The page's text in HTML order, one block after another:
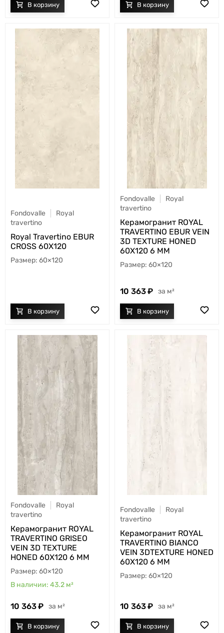
Fondovalle
Royal
travertino
Royal Travertino EBUR
CROSS 60X120
60×120
Fondovalle
Royal
travertino
Керамогранит ROYAL
TRAVERTINO EBUR VEIN
3D TEXTURE HONED
60X120 6 MM
60×120
10 363 м²
Fondovalle
Royal
travertino
Керамогранит ROYAL
TRAVERTINO GRISEO
VEIN 3D TEXTURE
HONED 60X120 6 MM
60×120
43.2 м²
10 363 м²
Fondovalle
Royal
travertino
Керамогранит ROYAL
TRAVERTINO BIANCO
VEIN 3DTEXTURE HONED
60X120 6 MM
60×120
10 363 м²